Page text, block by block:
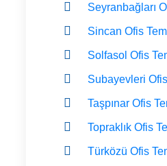
Seyranbağları
Sincan Ofis
Solfasol Ofis
Subayevleri
Taşpınar Ofis
Topraklık Ofis
Türközü Ofis